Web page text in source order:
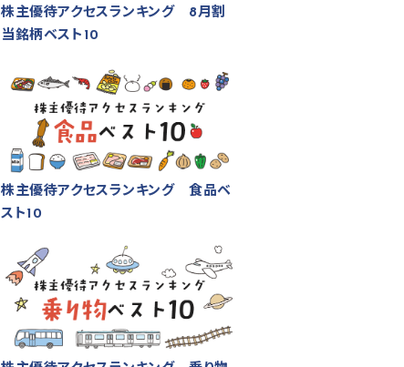
株主優待アクセスランキング 8月割
当銘柄ベスト10
株主優待アクセスランキング 食品ベ
スト10